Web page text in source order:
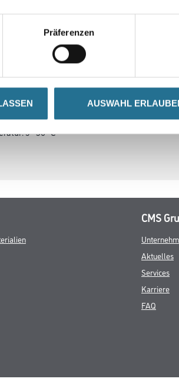
Präferenzen
AUSWAHL
5 - 30 °C
CMS
Aktuelles
Services
Karriere
FAQ